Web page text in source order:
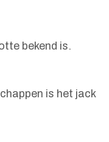
bekend is.
is het jack